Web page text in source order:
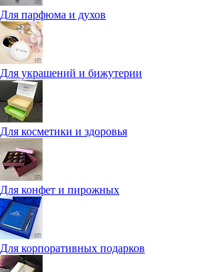
Для парфюма и духов
Для украшений и бижутерии
Для косметики и здоровья
Для конфет и пирожных
Для корпоративных подарков